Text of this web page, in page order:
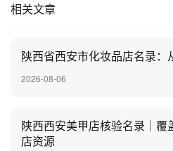
相关文章
陕西省西安市化妆品店名录
2026-08-06
陕西西安美甲店核验名录｜覆
店资源